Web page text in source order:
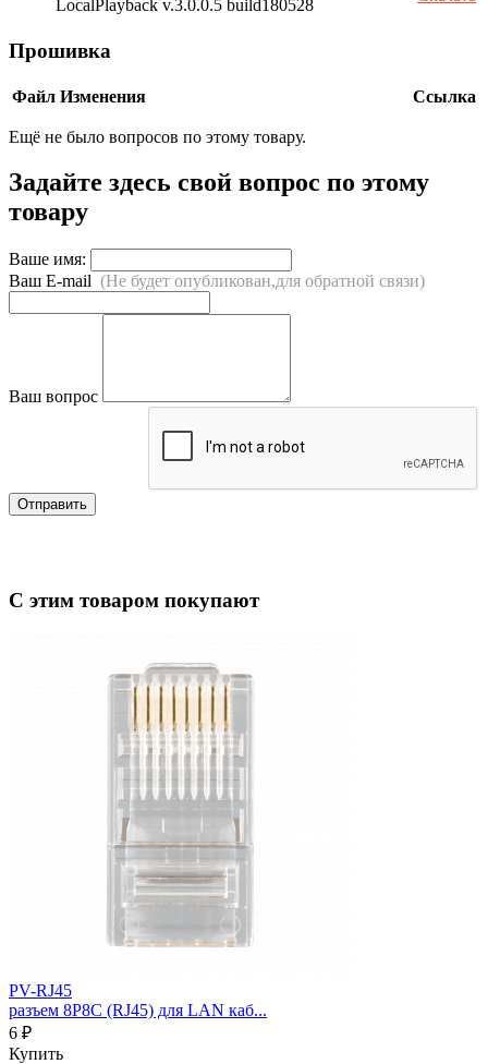
LocalPlayback v.3.0.0.5 build180528
Прошивка
Файл Изменения Ссылка
Ещё не было вопросов по этому товару.
Задайте здесь свой вопрос по этому
товару
Ваше имя:
Ваш E-mail (Не будет опубликован,для обратной связи)
Ваш вопрос
Отправить
С этим товаром покупают
PV-RJ45
разъем 8P8C (RJ45) для LAN каб...
6 ₽
Купить